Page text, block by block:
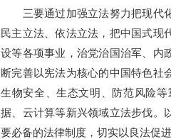
三要通过加强立法努力把现代化
民主立法、依法立法，把中国式现
设等各项事业，治党治国治军、内
断完善以宪法为核心的中国特色社
生物安全、生态文明、防范风险
据、云计算等新兴领域立法步伐。
要必备的法律制度，切实以良法促